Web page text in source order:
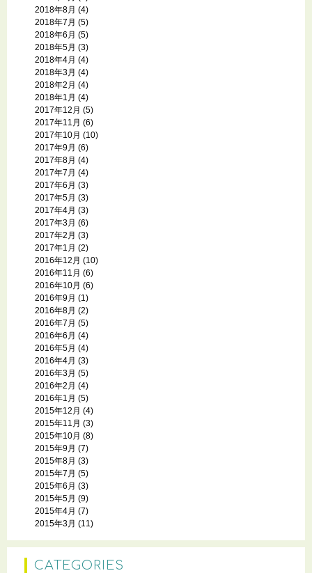
2018年8月 (4)
2018年7月 (5)
2018年6月 (5)
2018年5月 (3)
2018年4月 (4)
2018年3月 (4)
2018年2月 (4)
2018年1月 (4)
2017年12月 (5)
2017年11月 (6)
2017年10月 (10)
2017年9月 (6)
2017年8月 (4)
2017年7月 (4)
2017年6月 (3)
2017年5月 (3)
2017年4月 (3)
2017年3月 (6)
2017年2月 (3)
2017年1月 (2)
2016年12月 (10)
2016年11月 (6)
2016年10月 (6)
2016年9月 (1)
2016年8月 (2)
2016年7月 (5)
2016年6月 (4)
2016年5月 (4)
2016年4月 (3)
2016年3月 (5)
2016年2月 (4)
2016年1月 (5)
2015年12月 (4)
2015年11月 (3)
2015年10月 (8)
2015年9月 (7)
2015年8月 (3)
2015年7月 (5)
2015年6月 (3)
2015年5月 (9)
2015年4月 (7)
2015年3月 (11)
CATEGORIES